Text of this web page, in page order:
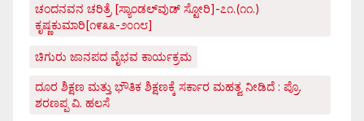
ಚಂದನವನ ಚರಿತ್ರೆ [ಸ್ಯಾಂಡಲ್‌ವುಡ್ ಸ್ಟೋರಿ]-೭೧.(೧೧.)
ಕೃಷ್ಣಕುಮಾರಿ[೧೯೩೩-೨೦೧೮]
ಚಿಗುರು ಜಾನಪದ ವೈಭವ ಕಾರ್ಯಕ್ರಮ
ದೂರ ಶಿಕ್ಷಣ ಮತ್ತು ಭೌತಿಕ ಶಿಕ್ಷಣಕ್ಕೆ ಸರ್ಕಾರ ಮಹತ್ವ ನೀಡಿದೆ : ಪ್ರೊ.
ಶರಣಪ್ಪ ವಿ. ಹಲಸೆ